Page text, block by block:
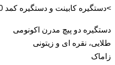
>دستگیره کابینت و دستگیره کمد E700 بورتی – Boretti
دستگیره دو پیچ مدرن اکونومی
طلایی، نقره ای و زیتونی
زاماک